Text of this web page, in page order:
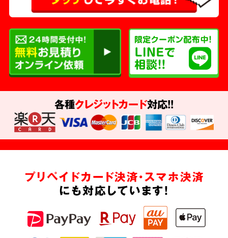
各種クレジットカード対応!!
プリペイドカード決済・スマホ決済
にも対応しています!